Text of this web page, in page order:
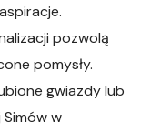
pozwolą
pomysły.
gwiazdy lub
w